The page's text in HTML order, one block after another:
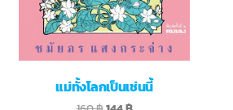
แม่ทั้งโลกเป็นเช่นนี้